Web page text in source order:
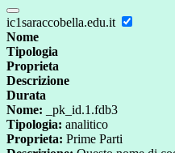
ic1saraccobella.edu.it
Nome
Tipologia
Proprieta
Descrizione
Durata
Nome: _pk_id.1.fdb3
Tipologia: analitico
Proprieta: Prime Parti